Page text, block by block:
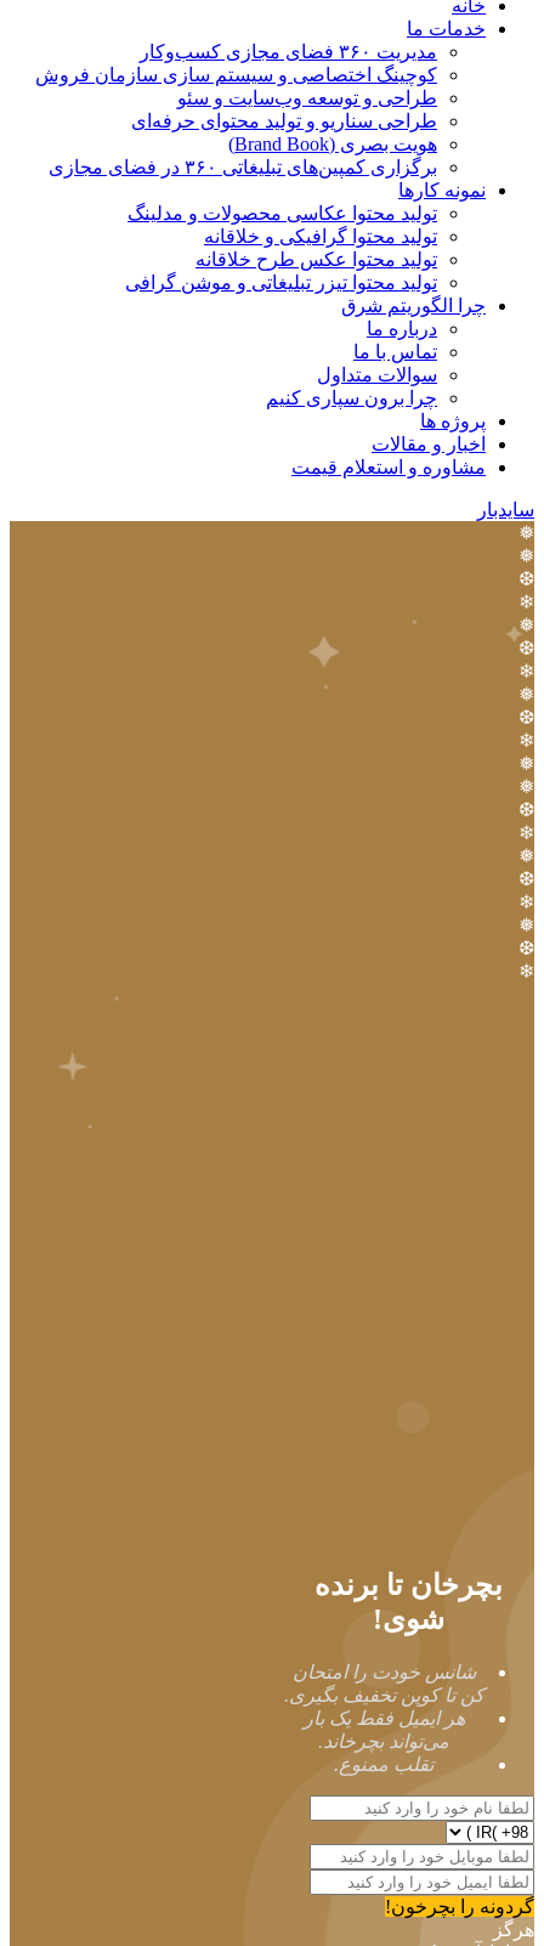
خانه
خدمات ما
مدیریت ۳۶۰ فضای مجازی کسب‌وکار
کوچینگ اختصاصی و سیستم سازی سازمان فروش
طراحی و توسعه وب‌سایت و سئو
طراحی سناریو و تولید محتوای حرفه‌ای
هویت بصری (Brand Book)
برگزاری کمپین‌های تبلیغاتی ۳۶۰ در فضای مجازی
نمونه کارها
تولید محتوا عکاسی محصولات و مدلینگ
تولید محتوا گرافیکی و خلاقانه
تولید محتوا عکس طرح خلاقانه
تولید محتوا تیزر تبلیغاتی و موشن گرافی
چرا الگوریتم شرق
درباره ما
تماس با ما
سوالات متداول
چرا برون سپاری کنیم
پروژه ها
اخبار و مقالات
مشاوره و استعلام قیمت
سایدبار
❅
❅
❆
❄
❅
❆
❄
❅
❆
❄
❅
❅
❆
❄
❅
❆
❄
❅
❆
❄
بچرخان تا برنده
شوی!
شانس خودت را امتحان
کن تا کوپن تخفیف بگیری.
هر ایمیل فقط یک بار
می‌تواند بچرخاند.
تقلب ممنوع.
گردونه را بچرخون!
هرگز